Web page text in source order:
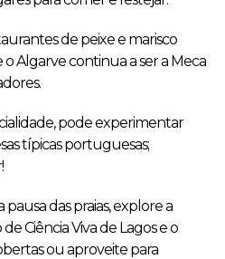
de peixe e marisco
Algarve continua a ser a Meca
pode experimentar
típicas portuguesas;
das praias, explore a
Ciência Viva de Lagos e o
ou aproveite para